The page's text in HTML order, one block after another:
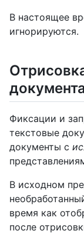
В настоящее
игнорируются.
Фиксации и
текстовые
документы с
В исходном
время как
после